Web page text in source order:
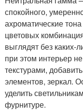
спокойного,
ахроматические
цветовых
выглядят без
при этом интерьер
текстурами,
элементов, зеркал.
уделить
фурнитуре.